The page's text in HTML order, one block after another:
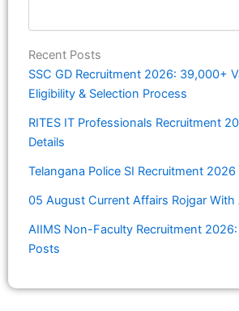
Recent Posts
SSC GD Recruitment 2026: 39,000+
Eligibility & Selection Process
RITES IT Professionals Recruitment
Details
Telangana Police SI Recruitment 2026
05 August Current Affairs Rojgar
AIIMS Non-Faculty Recruitment
Posts